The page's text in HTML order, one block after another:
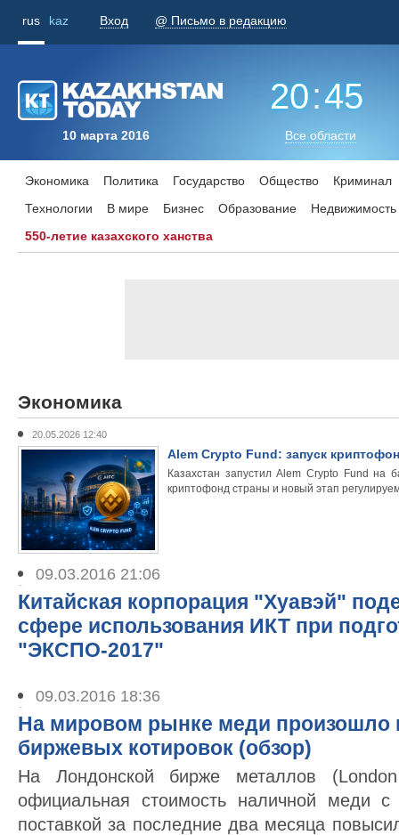
rus kaz Вход @ Письмо в редакцию
10 марта 2016
20:45
Все области
Экономика Политика Государство Общество
Криминал
Технологии
В мире Бизнес Образование
Недвижимость
550-летие казахского ханства
Экономика
20.05.2026 12:40
Alem Crypto Fund: запуск
Казахстан запустил Alem Crypto Fund
криптофонд страны и новый этап
09.03.2016 21:06
Китайская корпорация "Хуавэй"
сфере использования ИКТ при
"ЭКСПО-2017"
09.03.2016 18:36
На мировом рынке меди
биржевых котировок (обзор)
На Лондонской бирже металлов
официальная стоимость наличной меди
поставкой за последние два месяца